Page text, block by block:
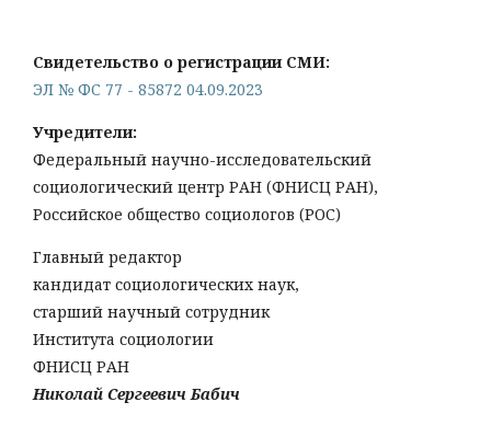
Свидетельство о регистрации СМИ:
ЭЛ № ФС 77 - 85872 04.09.2023
Учредители:
Федеральный научно-исследовательский
социологический центр РАН (ФНИСЦ РАН),
Российское общество социологов (РОС)
Главный редактор
кандидат социологических наук,
старший научный сотрудник
Института социологии
ФНИСЦ РАН
Николай Сергеевич Бабич